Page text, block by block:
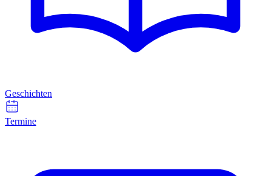
Geschichten
Termine